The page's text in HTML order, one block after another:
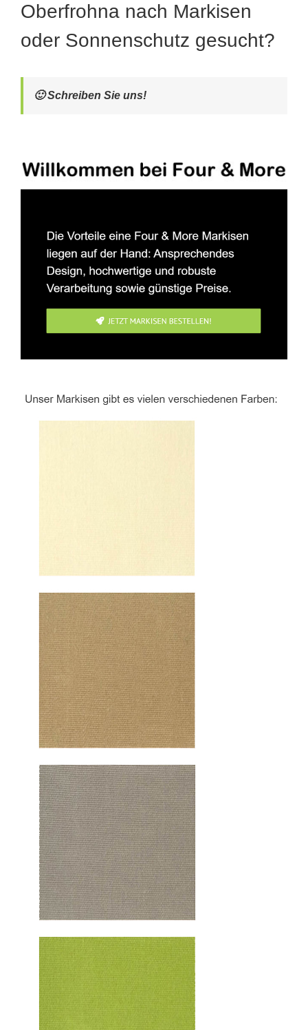
Oberfrohna nach Markisen
oder Sonnenschutz gesucht?
🙂 Schreiben Sie uns!